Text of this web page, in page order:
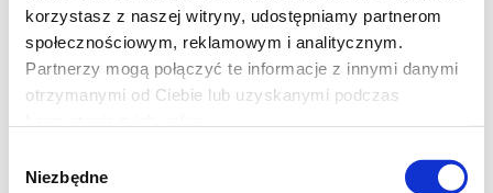
korzystasz z naszej witryny, udostępniamy partnerom
społecznościowym, reklamowym i analitycznym.
Partnerzy mogą połączyć te informacje z innymi danymi
otrzymanymi od Ciebie lub uzyskanymi podczas
zgody
Niezbędne